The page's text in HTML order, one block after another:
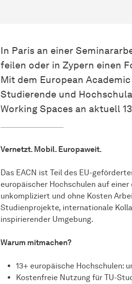
In Paris an einer
feilen oder in Zypern einen
Mit dem European
Studierende und
Working Spaces an aktuell
Vernetzt. Mobil. Europaweit.
Das EACN ist Teil des EU-
europäischer Hochschulen auf
unkompliziert und ohne Kosten
Studienprojekte, internationale
inspirierender Umgebung.
Warum mitmachen?
13+ europäische Hochschulen:
Kostenfreie Nutzung für TU-